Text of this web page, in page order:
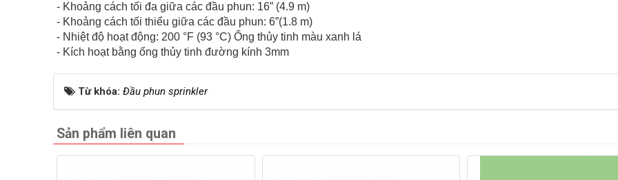
- Khoảng cách tối đa giữa các đầu phun: 16” (4.9 m)
- Khoảng cách tối thiểu giữa các đầu phun: 6”(1.8 m)
- Nhiệt độ hoạt động: 200 °F (93 °C) Ống thủy tinh màu xanh lá
- Kích hoạt bằng ống thủy tinh đường kính 3mm
Từ khóa: Đầu phun sprinkler
Sản phẩm liên quan